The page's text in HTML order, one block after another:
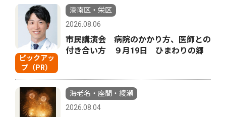
ピックアッ
プ（PR）
港南区・栄区
2026.08.06
市民講演会 病院のかかり方、医師との
付き合い方 ９月19日 ひまわりの郷
海老名・座間・綾瀬
2026.08.04